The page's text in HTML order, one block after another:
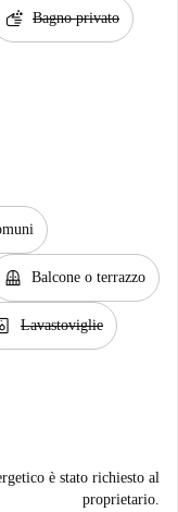
soap Bagno privato
balcony Balcone o terrazzo
Lavastoviglie
è stato richiesto al
proprietario.